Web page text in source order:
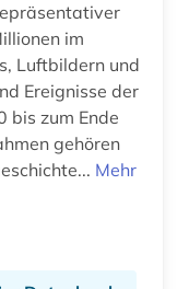
im
Luftbildern und
Ereignisse der
bis zum Ende
Mehr